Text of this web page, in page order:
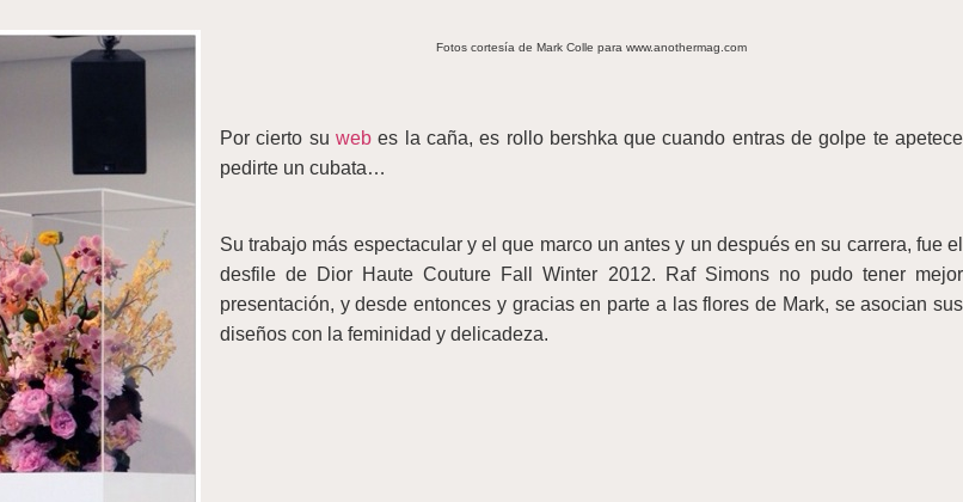
Fotos cortesía de Mark Colle para www.anothermag.com
Por cierto su webes la caña, es rollo bershka que cuando entras de golpe te apetece
pedirte un cubata…
Su trabajo más espectacular y el que marco un antes y un después en su carrera, fue el
desfile de Dior Haute Couture Fall Winter 2012. Raf Simons no pudo tener mejor
presentación, y desde entonces y gracias en parte a las flores de Mark, se asocian sus
diseños con la feminidad y delicadeza.